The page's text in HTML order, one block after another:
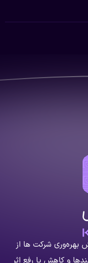
شرکت ها از
و کاهش یا رفع اثر